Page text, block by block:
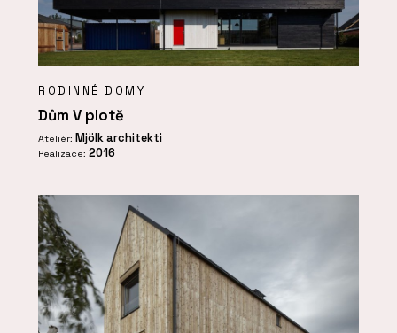
RODINNÉ DOMY
Dům V plotě
Ateliér: Mjölk architekti
Realizace: 2016